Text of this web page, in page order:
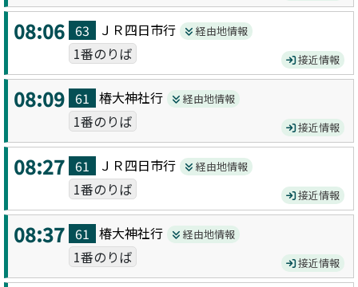
08:06 63 ＪＲ四日市行 経由地情報
1番のりば 接近情報
08:09 61 椿大神社行 経由地情報
1番のりば 接近情報
08:27 61 ＪＲ四日市行 経由地情報
1番のりば 接近情報
08:37 61 椿大神社行 経由地情報
1番のりば 接近情報